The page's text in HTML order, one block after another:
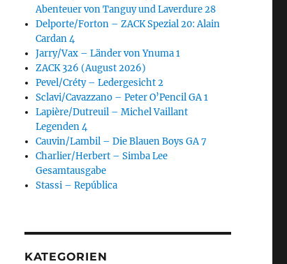
Abenteuer von Tanguy und Laverdure 28
Delporte/Forton – ZACK Spezial 20: Alain
Cardan 4
Jarry/Vax – Länder von Ynuma 1
ZACK 326 (August 2026)
Pevel/Créty – Ledergesicht 2
Sclavi/Cavazzano – Peter O’Pencil GA 1
Lapière/Dutreuil – Michel Vaillant
Legenden 4
Cauvin/Lambil – Die Blauen Boys GA 7
Charlier/Herbert – Simba Lee
Gesamtausgabe
Stassi – República
KATEGORIEN